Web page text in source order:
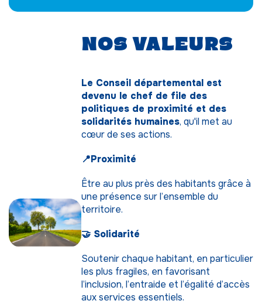
Nos valeurs
Le Conseil départemental est
devenu le chef de file des
politiques de proximité et des
solidarités humaines, qu'il met au
cœur de ses actions.
📍Proximité
Être au plus près des habitants grâce à
une présence sur l’ensemble du
territoire.
🤝 Solidarité
Soutenir chaque habitant, en particulier
les plus fragiles, en favorisant
l’inclusion, l’entraide et l’égalité d’accès
aux services essentiels.